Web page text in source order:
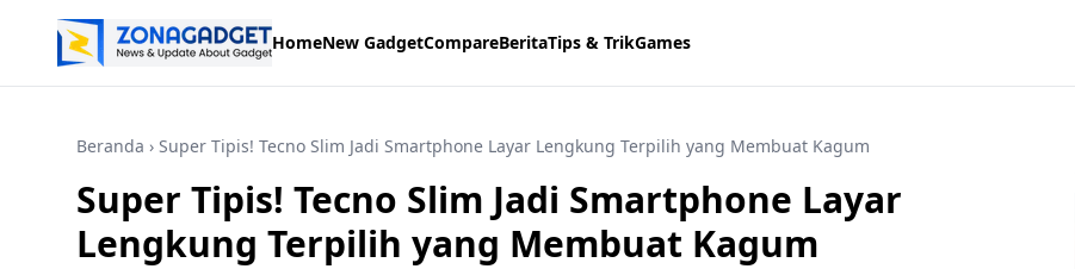
HomeNew GadgetCompareBeritaTips & TrikGames
Beranda › Super Tipis! Tecno Slim Jadi Smartphone Layar Lengkung Terpilih yang Membuat Kagum
Super Tipis! Tecno Slim Jadi Smartphone Layar
Lengkung Terpilih yang Membuat Kagum